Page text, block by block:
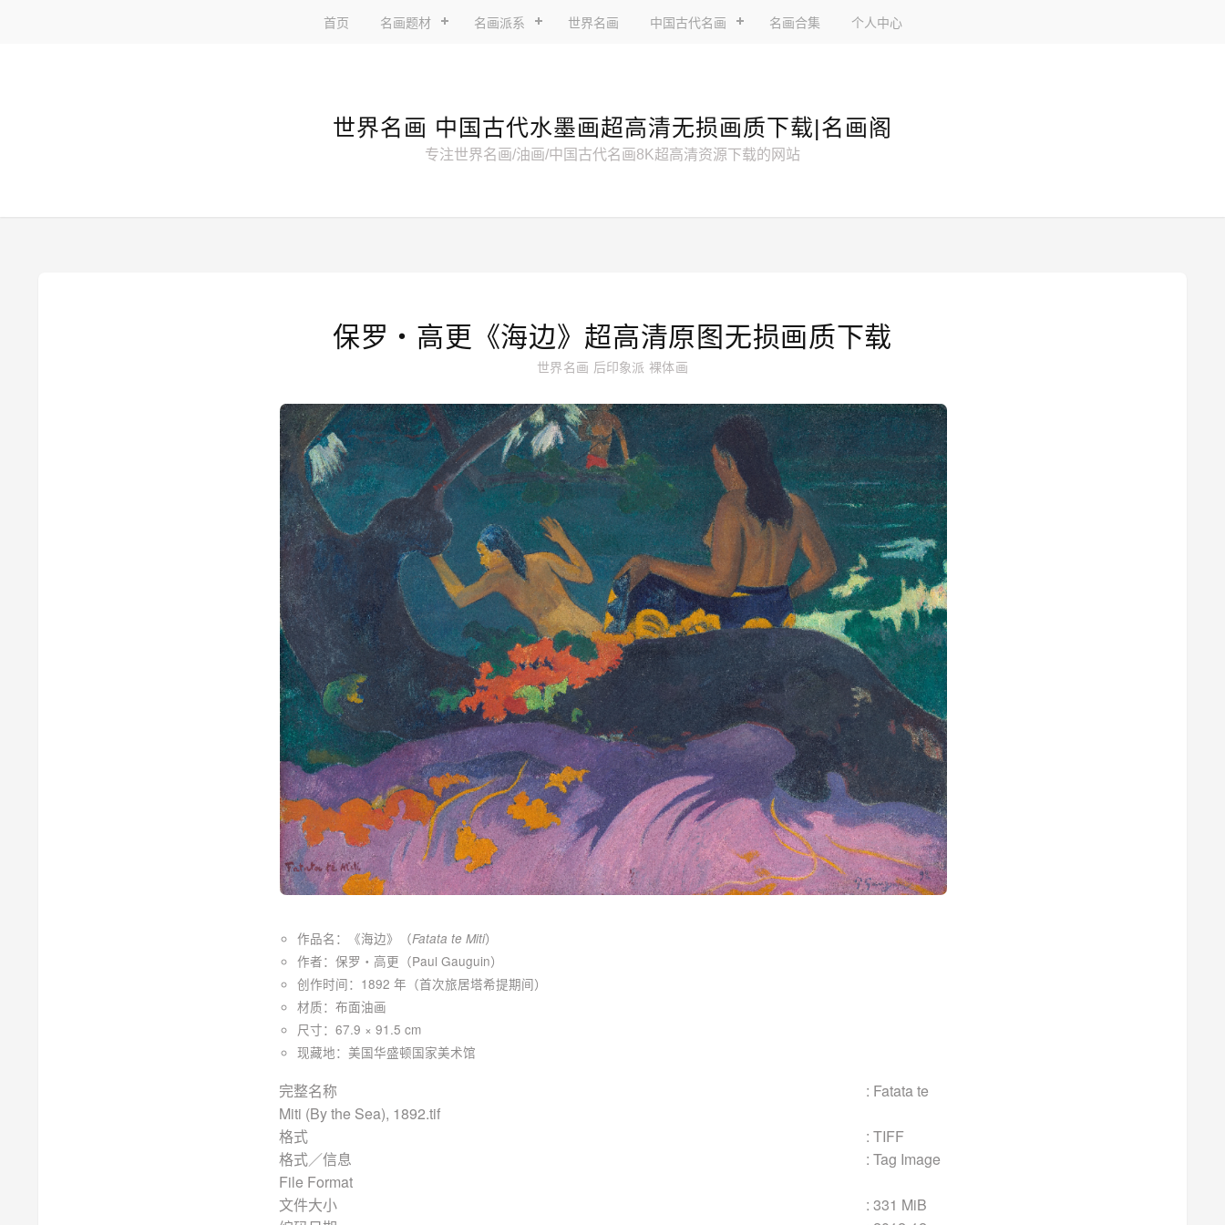
首页 名画题材 名画派系 世界名画 中国古代名画 名画合集 个人中心
世界名画 中国古代水墨画超高清无损画质下载|名画阁
专注世界名画/油画/中国古代名画8K超高清资源下载的网站
保罗・高更《海边》超高清原图无损画质下载
世界名画 后印象派 裸体画
作品名：《海边》（Fatata te Miti）
作者：保罗・高更（Paul Gauguin）
创作时间：1892 年（首次旅居塔希提期间）
材质：布面油画
尺寸：67.9 × 91.5 cm
现藏地：美国华盛顿国家美术馆
完整名称 : Fatata te
Miti (By the Sea), 1892.tif
格式 : TIFF
格式／信息 : Tag Image
File Format
文件大小 : 331 MiB